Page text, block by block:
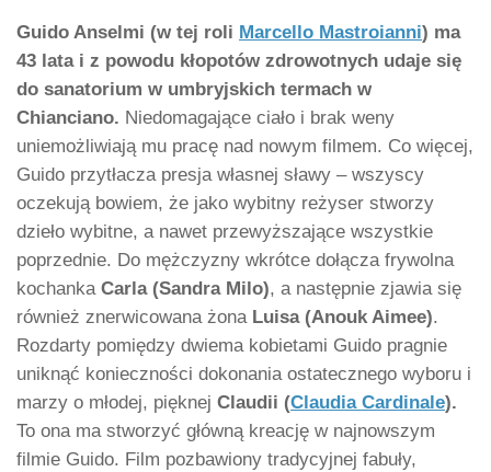
Guido Anselmi (w tej roli Marcello Mastroianni) ma
43 lata i z powodu kłopotów zdrowotnych udaje się
do sanatorium w umbryjskich termach w
Chianciano. Niedomagające ciało i brak weny
uniemożliwiają mu pracę nad nowym filmem. Co więcej,
Guido przytłacza presja własnej sławy – wszyscy
oczekują bowiem, że jako wybitny reżyser stworzy
dzieło wybitne, a nawet przewyższające wszystkie
poprzednie. Do mężczyzny wkrótce dołącza frywolna
kochanka Carla (Sandra Milo), a następnie zjawia się
również znerwicowana żona Luisa (Anouk Aimee).
Rozdarty pomiędzy dwiema kobietami Guido pragnie
uniknąć konieczności dokonania ostatecznego wyboru i
marzy o młodej, pięknej Claudii (Claudia Cardinale).
To ona ma stworzyć główną kreację w najnowszym
filmie Guido. Film pozbawiony tradycyjnej fabuły,